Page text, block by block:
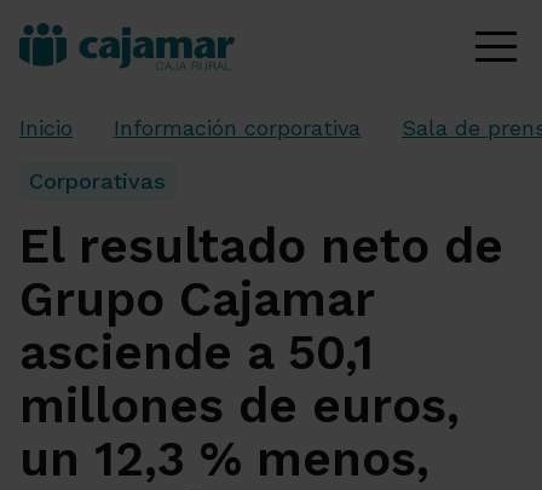
Inicio Información corporativa Sala de
Corporativas
El resultado neto de
Grupo Cajamar
asciende a 50,1
millones de euros,
un 12,3 % menos,